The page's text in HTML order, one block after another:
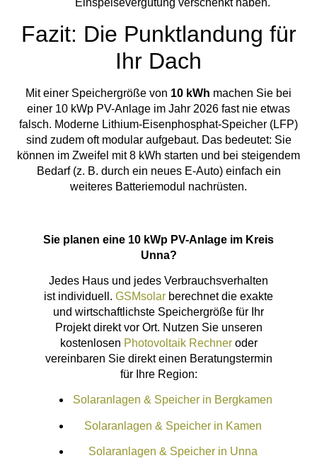
Fazit: Die Punktlandung für
Ihr Dach
Mit einer Speichergröße von 10 kWh machen Sie bei
einer 10 kWp PV-Anlage im Jahr 2026 fast nie etwas
falsch. Moderne Lithium-Eisenphosphat-Speicher (LFP)
sind zudem oft modular aufgebaut. Das bedeutet: Sie
können im Zweifel mit 8 kWh starten und bei steigendem
Bedarf (z. B. durch ein neues E-Auto) einfach ein
weiteres Batteriemodul nachrüsten.
Sie planen eine 10 kWp PV-Anlage im Kreis
Unna?
Jedes Haus und jedes Verbrauchsverhalten
ist individuell. GSMsolar berechnet die exakte
und wirtschaftlichste Speichergröße für Ihr
Projekt direkt vor Ort. Nutzen Sie unseren
kostenlosen Photovoltaik Rechneroder
vereinbaren Sie direkt einen Beratungstermin
für Ihre Region:
Solaranlagen & Speicher in Bergkamen
Solaranlagen & Speicher in Kamen
Solaranlagen & Speicher in Unna